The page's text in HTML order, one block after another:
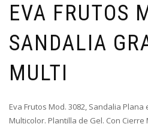
EVA FRUTOS
SANDALIA
MULTI
Eva Frutos Mod. 3082, Sandalia
Multicolor. Plantilla de Gel. Con